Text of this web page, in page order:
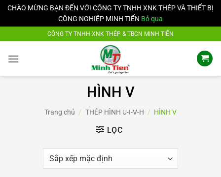
CHÀO MỪNG BẠN ĐẾN VỚI CÔNG TY TNHH XNK THÉP VÀ THIẾT BỊ
CÔNG NGHIỆP MINH TIẾN Bỏ qua
nội
CÔNG TY TNHH XNK THÉP & TBCN MINH TIẾN
HÌNH V
Trang chủ / THÉP HÌNH U-I-V-H / HÌNH V
LỌC